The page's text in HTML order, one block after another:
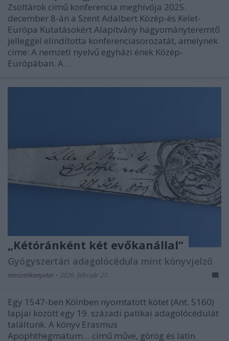
Zsoltárok című konferencia meghívója 2025.
december 8-án a Szent Adalbert Közép-és Kelet-
Európa Kutatásokért Alapítvány hagyományteremtő
jelleggel elindította konferenciasorozatát, amelynek
címe: A nemzeti nyelvű egyházi ének Közép-
Európában. A…
„Kétóránként két evőkanállal”
Gyógyszertári adagolócédula mint könyvjelző
nemzetikonyvtar • 2026. február 27.
Egy 1547-ben Kölnben nyomtatott kötet (Ant. 5160)
lapjai között egy 19. századi patikai adagolócédulát
találtunk. A könyv Erasmus
Apophthegmatum… című műve, görög és latin